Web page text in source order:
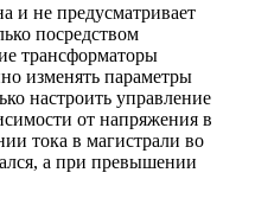
и не предусматривает
посредством
трансформаторы
изменять параметры
настроить управление
от напряжения в
тока в магистрали во
а при превышении